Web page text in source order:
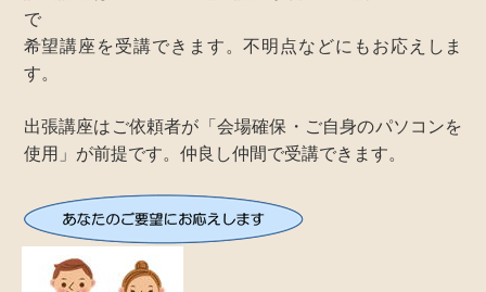
で
希望講座を受講できます。不明点などにもお応えしま
す。
出張講座はご依頼者が「会場確保・ご自身のパソコンを
使用」が前提です。仲良し仲間で受講できます。